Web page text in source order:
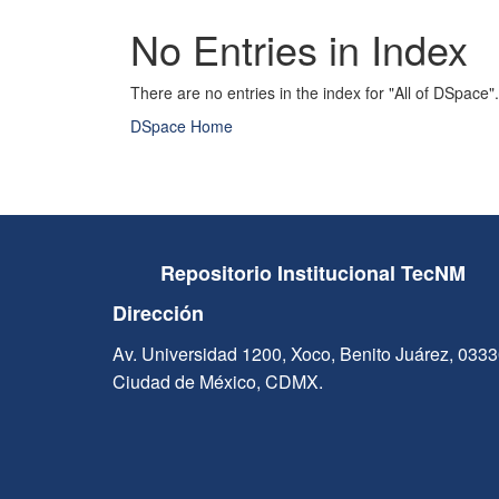
No Entries in Index
There are no entries in the index for "All of DSpace".
DSpace Home
Repositorio Institucional TecNM
Dirección
Av. Universidad 1200, Xoco, Benito Juárez,
Ciudad de México, CDMX.